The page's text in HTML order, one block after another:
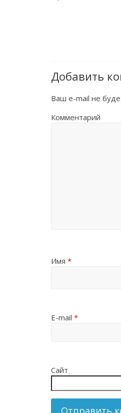
Добавить
Ваш e-mail не
Комментарий
Имя *
E-mail *
Сайт